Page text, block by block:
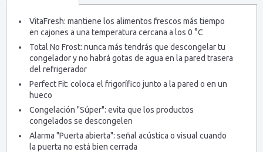
VitaFresh: mantiene los alimentos frescos más tiempo
en cajones a una temperatura cercana a los 0 °C
Total No Frost: nunca más tendrás que descongelar tu
congelador y no habrá gotas de agua en la pared trasera
del refrigerador
Perfect Fit: coloca el frigorífico junto a la pared o en un
hueco
Congelación "Súper": evita que los productos
congelados se descongelen
Alarma "Puerta abierta": señal acústica o visual cuando
la puerta no está bien cerrada